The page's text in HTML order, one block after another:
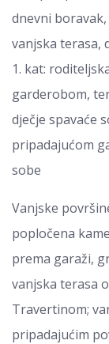
dnevni
vanjska terasa,
1. kat:
garderobom,
dječje spavaće
pripadajućom
sobe
Vanjske
popločena
prema garaži,
vanjska terasa
Travertinom;
pripadajućim